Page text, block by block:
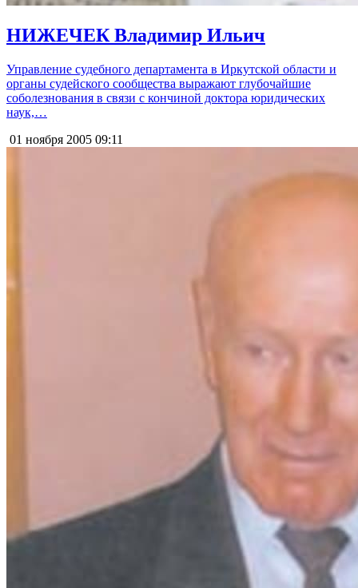
НИЖЕЧЕК Владимир Ильич
Управление судебного департамента в Иркутской области и
органы судейского сообщества выражают глубочайшие
соболезнования в связи с кончиной доктора юридических
наук,…
01 ноября 2005 09:11